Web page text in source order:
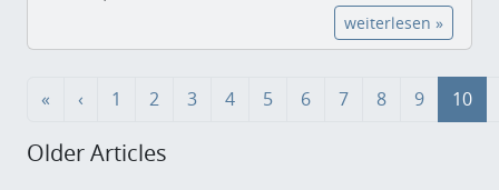
weiterlesen »
« ‹ 1 2 3 4 5 6 7 8 9 10
Older Articles